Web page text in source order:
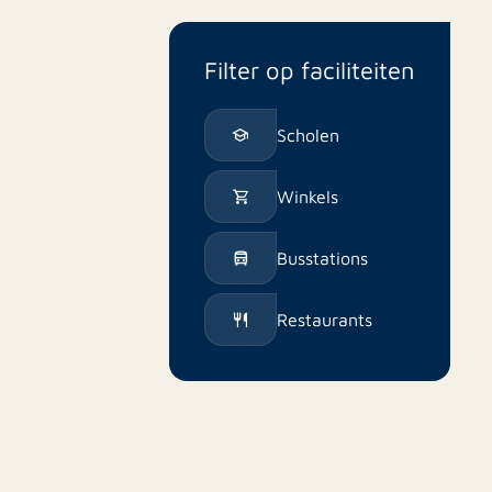
Filter op faciliteiten
Scholen
Winkels
Busstations
Restaurants